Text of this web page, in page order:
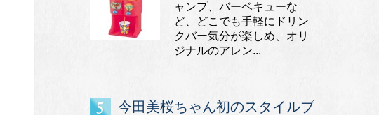
ャンプ、バーベキューな
ど、どこでも手軽にドリン
クバー気分が楽しめ、オリ
ジナルのアレン...
今田美桜ちゃん初のスタイルブ